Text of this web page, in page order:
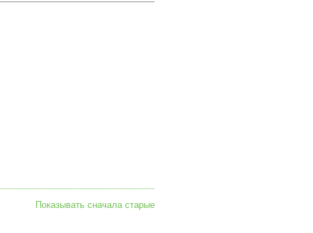
Показывать сначала старые